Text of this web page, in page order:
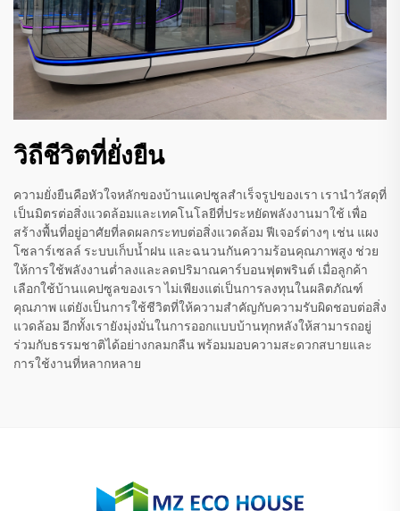
วิถีชีวิตที่ยั่งยืน
ความยั่งยืนคือหัวใจหลักของบ้านแคปซูลสำเร็จรูปของเรา เรานำวัสดุที่
เป็นมิตรต่อสิ่งแวดล้อมและเทคโนโลยีที่ประหยัดพลังงานมาใช้ เพื่อ
สร้างพื้นที่อยู่อาศัยที่ลดผลกระทบต่อสิ่งแวดล้อม ฟีเจอร์ต่างๆ เช่น แผง
โซลาร์เซลล์ ระบบเก็บน้ำฝน และฉนวนกันความร้อนคุณภาพสูง ช่วย
ให้การใช้พลังงานต่ำลงและลดปริมาณคาร์บอนฟุตพรินต์ เมื่อลูกค้า
เลือกใช้บ้านแคปซูลของเรา ไม่เพียงแต่เป็นการลงทุนในผลิตภัณฑ์
คุณภาพ แต่ยังเป็นการใช้ชีวิตที่ให้ความสำคัญกับความรับผิดชอบต่อสิ่ง
แวดล้อม อีกทั้งเรายังมุ่งมั่นในการออกแบบบ้านทุกหลังให้สามารถอยู่
ร่วมกับธรรมชาติได้อย่างกลมกลืน พร้อมมอบความสะดวกสบายและ
การใช้งานที่หลากหลาย